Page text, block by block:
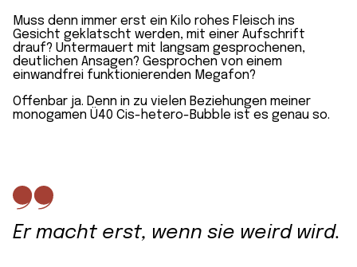
Muss denn immer erst ein Kilo rohes Fleisch ins
Gesicht geklatscht werden, mit einer Aufschrift
drauf? Untermauert mit langsam gesprochenen,
deutlichen Ansagen? Gesprochen von einem
einwandfrei funktionierenden Megafon?
Offenbar ja. Denn in zu vielen Beziehungen meiner
monogamen Ü40 Cis-hetero-Bubble ist es genau so.
Er macht erst, wenn sie weird wird.